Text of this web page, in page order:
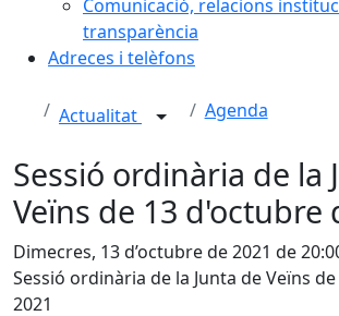
Comunicació, relacions
transparència
Adreces i telèfons
Actualitat Agenda
Sessió ordinària de la
Veïns de 13 d'octubre
Dimecres, 13 d’octubre de 2021 de
Sessió ordinària de la Junta de Veïns
2021